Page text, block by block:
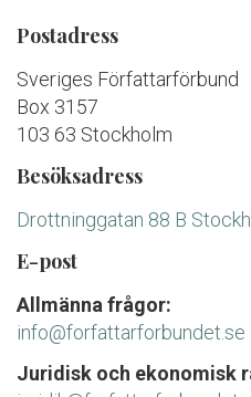
Postadress
Sveriges Författarförbund
Box 3157
103 63 Stockholm
Besöksadress
Drottninggatan 88 B
E-post
Allmänna frågor:
info@forfattarforbundet.se
Juridisk och ekonomisk